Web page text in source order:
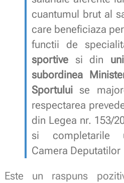
cuantumul brut al
care beneficiaza
functii de
sportivesi din
subordinea
Sportuluise
respectarea
din Legea nr. 153/
si completarile
Camera Deputatilor
Este un raspuns